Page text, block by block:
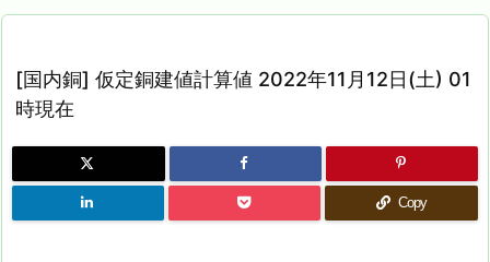
[国内銅] 仮定銅建値計算値 2022年11月12日(土) 01
時現在
Copy